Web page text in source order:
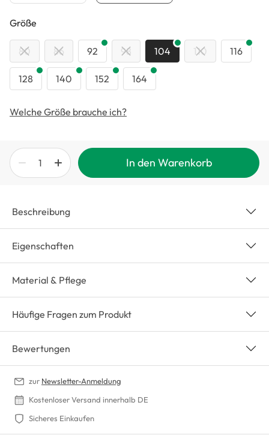
Größe
80 86 92 98 104 110 116
128 140 152 164
Welche Größe brauche ich?
In den Warenkorb
Beschreibung
Eigenschaften
Material & Pflege
Häufige Fragen zum Produkt
Bewertungen
zur Newsletter-Anmeldung
Kostenloser Versand innerhalb DE
Sicheres Einkaufen